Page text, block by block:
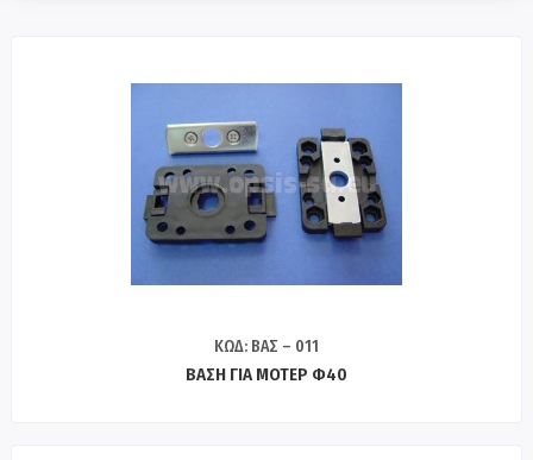
ΚΩΔ: ΒΑΣ – 011
ΒΑΣΗ ΓΙΑ ΜΟΤΕΡ Φ40